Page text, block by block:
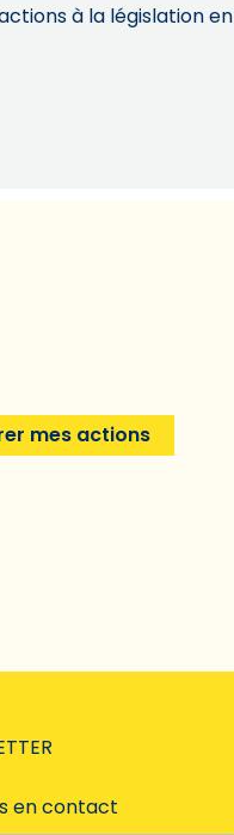
à la législation en
mes actions
en contact